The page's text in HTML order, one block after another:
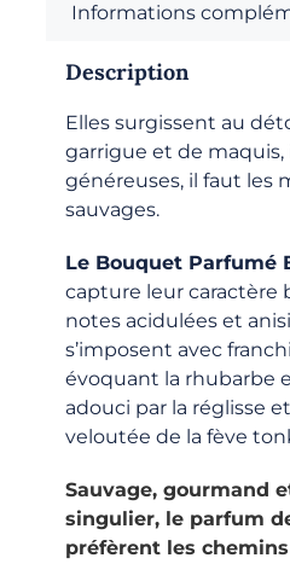
Informations
Description
Elles surgissent au
garrigue et de
généreuses, il faut les
sauvages.
Le Bouquet Parfumé
capture leur caractère
notes acidulées et
s’imposent avec
évoquant la rhubarbe
adouci par la réglisse
veloutée de la fève
Sauvage, gourmand
singulier, le parfum
préfèrent les